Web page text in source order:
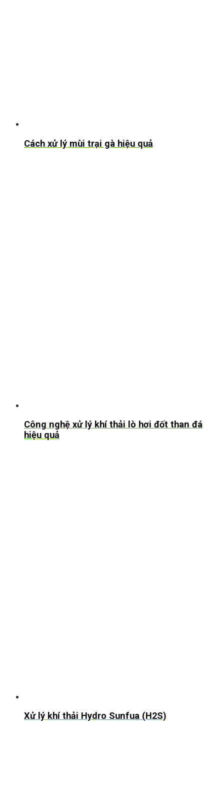
Cách xử lý mùi trại gà hiệu quả
Công nghệ xử lý khí thải lò hơi đốt than đá
hiệu quả
Xử lý khí thải Hydro Sunfua (H2S)